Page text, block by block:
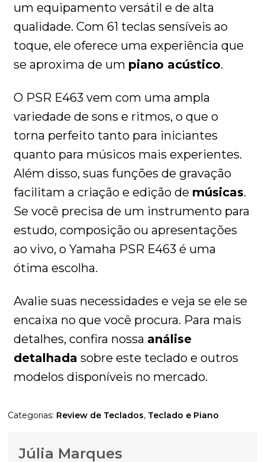
um equipamento versátil e de alta
qualidade. Com 61 teclas sensíveis ao
toque, ele oferece uma experiência que
se aproxima de um piano acústico.
O PSR E463 vem com uma ampla
variedade de sons e ritmos, o que o
torna perfeito tanto para iniciantes
quanto para músicos mais experientes.
Além disso, suas funções de gravação
facilitam a criação e edição de músicas.
Se você precisa de um instrumento para
estudo, composição ou apresentações
ao vivo, o Yamaha PSR E463 é uma
ótima escolha.
Avalie suas necessidades e veja se ele se
encaixa no que você procura. Para mais
detalhes, confira nossa análise
detalhada sobre este teclado e outros
modelos disponíveis no mercado.
Categorias: Review de Teclados, Teclado e Piano
Júlia Marques